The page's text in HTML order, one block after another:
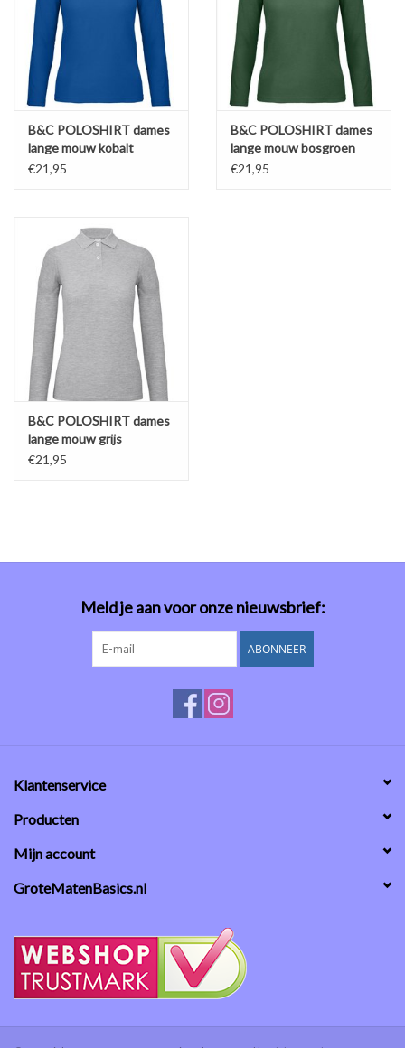
B&C POLOSHIRT dames
lange mouw kobalt
€21,95
B&C POLOSHIRT dames
lange mouw bosgroen
€21,95
B&C POLOSHIRT dames
lange mouw grijs
€21,95
Meld je aan voor onze nieuwsbrief:
ABONNEER
Klantenservice
Producten
Mijn account
GroteMatenBasics.nl